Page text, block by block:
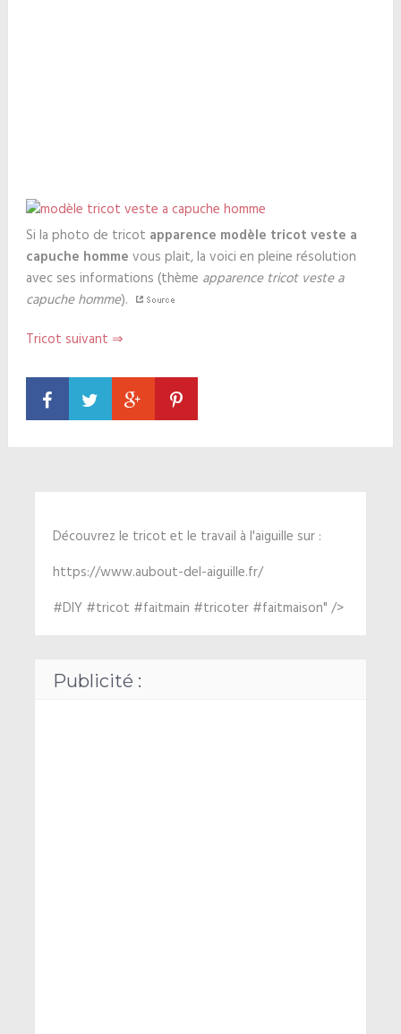
Si la photo de tricot apparence modèle tricot veste a
capuche homme vous plait, la voici en pleine résolution
avec ses informations (thème apparence tricot veste a
capuche homme).
Tricot suivant ⇒
Découvrez le tricot et le travail à l'aiguille sur :
https://www.aubout-del-aiguille.fr/
#DIY #tricot #faitmain #tricoter #faitmaison" />
Publicité :